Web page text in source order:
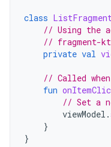
class
// Using the
// fragment-
private val
// Called
fun
// Set a
viewModel .
}
}